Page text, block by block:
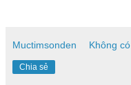
Muctimsonden Không
Chia sẻ